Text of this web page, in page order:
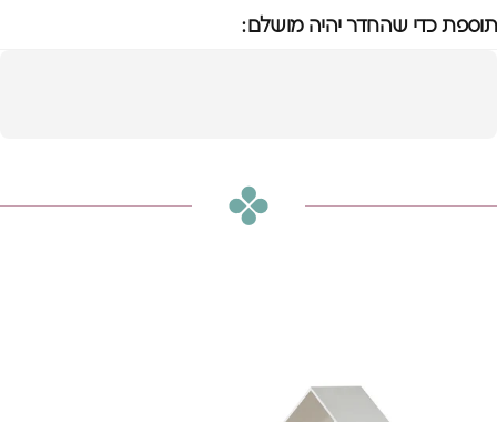
תוספת כדי שהחדר יהיה מושלם: